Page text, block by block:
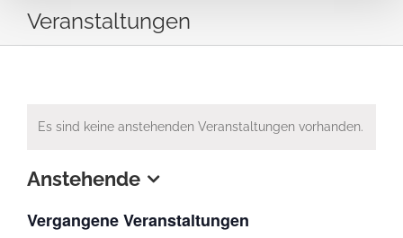
Veranstaltungen
Es sind keine anstehenden Veranstaltungen vorhanden.
Anstehende
wählen.
Vergangene Veranstaltungen